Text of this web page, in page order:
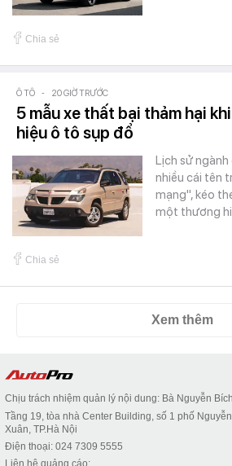
Chia sẻ
Ô TÔ - 20 GIỜ TRƯỚC
5 mẫu xe thất bại thảm hại
hiệu ô tô sụp đổ
Lịch sử
nhiều cái tên
mạng", kéo
một thương
Chia sẻ
Xem thêm
Chịu trách nhiệm quản lý nội dung: Bà Nguyễn
Tầng 19, tòa nhà Center Building, số 1 phố
Xuân, TP.Hà Nội
Điện thoại: 024 7309 5555